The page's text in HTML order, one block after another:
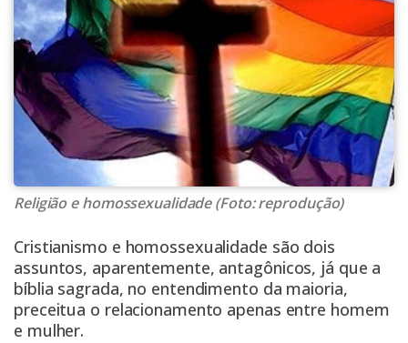
Religião e homossexualidade (Foto: reprodução)
Cristianismo e homossexualidade são dois
assuntos, aparentemente, antagônicos, já que a
bíblia sagrada, no entendimento da maioria,
preceitua o relacionamento apenas entre homem
e mulher.